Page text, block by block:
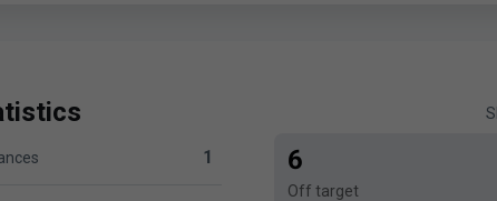
Levante UD 1 1 6
Off target